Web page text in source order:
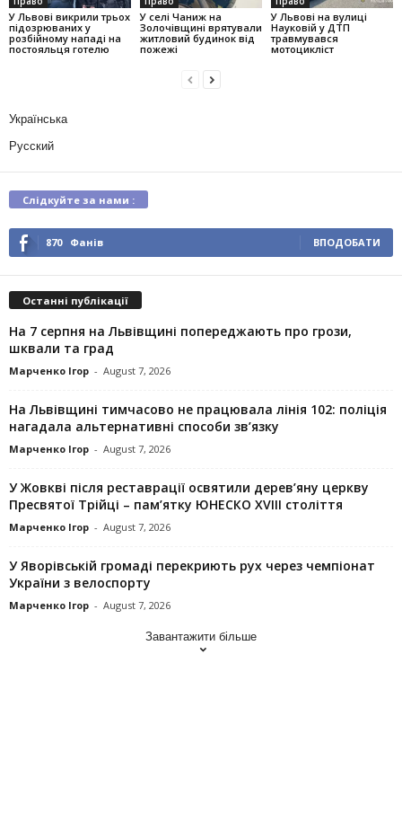
У Львові викрили трьох
підозрюваних у
розбійному нападі на
постояльця готелю
У селі Чаниж на
Золочівщині врятували
житловий будинок від
пожежі
У Львові на вулиці
Науковій у ДТП
травмувався
мотоцикліст
Українська
Русский
Слідкуйте за нами :
870 Фанів ВПОДОБАТИ
Останні публікації
На 7 серпня на Львівщині попереджають про грози,
шквали та град
Марченко Ігор - August 7, 2026
На Львівщині тимчасово не працювала лінія 102: поліція
нагадала альтернативні способи зв’язку
Марченко Ігор - August 7, 2026
У Жовкві після реставрації освятили дерев’яну церкву
Пресвятої Трійці – пам’ятку ЮНЕСКО XVIII століття
Марченко Ігор - August 7, 2026
У Яворівській громаді перекриють рух через чемпіонат
України з велоспорту
Марченко Ігор - August 7, 2026
Завантажити більше